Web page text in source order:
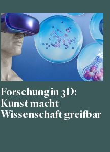
Forschung in 3D:
Kunst macht
Wissenschaft greifbar